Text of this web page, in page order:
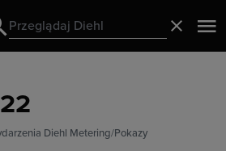
Search
Search
Diehl Metering Pokazy